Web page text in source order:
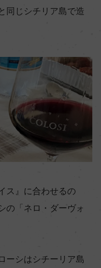
同じシチリア島で造
ス』に合わせるの
の「ネロ・ダーヴォ
ーシはシチーリア島